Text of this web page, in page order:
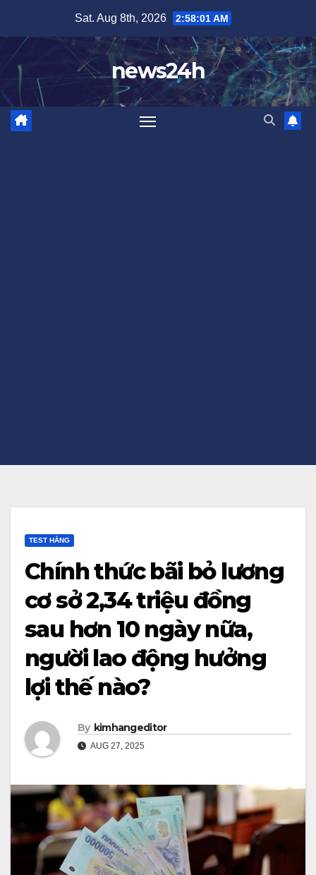
content
Sat. Aug 8th, 2026 2:58:03 AM
news24h
TEST HẰNG
Chính thức bãi bỏ lương
cơ sở 2,34 triệu đồng
sau hơn 10 ngày nữa,
người lao động hưởng
lợi thế nào?
By kimhangeditor
AUG 27, 2025